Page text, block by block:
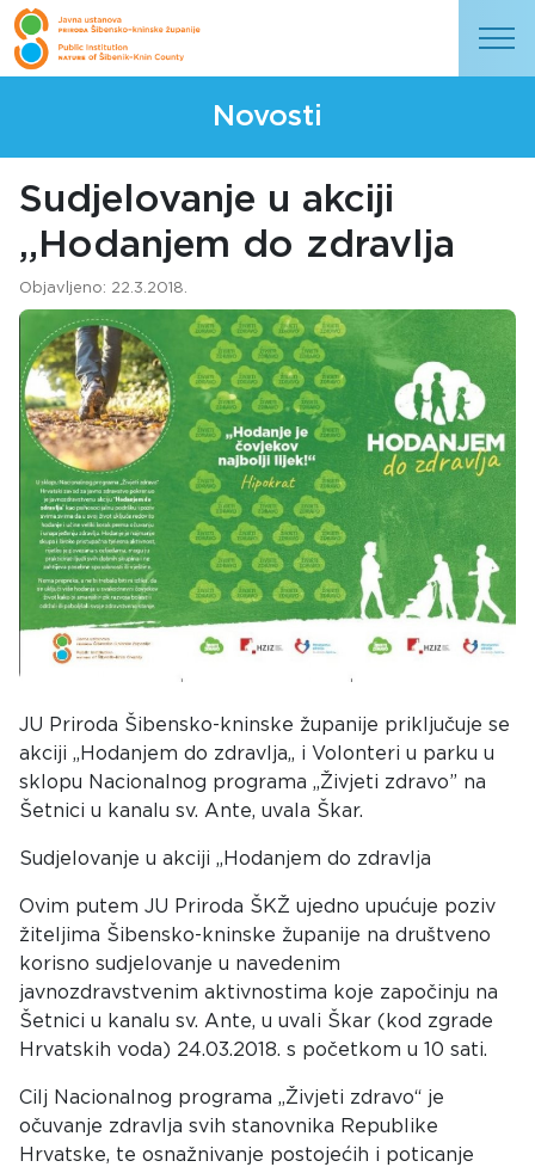
Novosti
Sudjelovanje u akciji
„Hodanjem do zdravlja
Objavljeno: 22.3.2018.
JU Priroda Šibensko-kninske županije priključuje se
akciji „Hodanjem do zdravlja„ i Volonteri u parku u
sklopu Nacionalnog programa „Živjeti zdravo” na
Šetnici u kanalu sv. Ante, uvala Škar.
Sudjelovanje u akciji „Hodanjem do zdravlja
Ovim putem JU Priroda ŠKŽ ujedno upućuje poziv
žiteljima Šibensko-kninske županije na društveno
korisno sudjelovanje u navedenim
javnozdravstvenim aktivnostima koje započinju na
Šetnici u kanalu sv. Ante, u uvali Škar (kod zgrade
Hrvatskih voda) 24.03.2018. s početkom u 10 sati.
Cilj Nacionalnog programa „Živjeti zdravo“ je
očuvanje zdravlja svih stanovnika Republike
Hrvatske, te osnažnivanje postojećih i poticanje